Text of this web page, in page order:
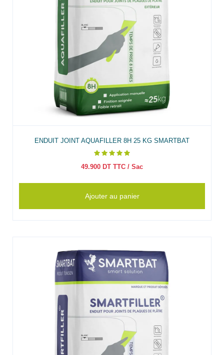
ENDUIT JOINT AQUAFILLER 8H 25 KG SMARTBAT
49.900 DT TTC / Sac
Ajouter au panier